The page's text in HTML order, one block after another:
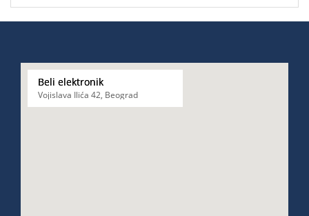
Beli elektronik
Vojislava Ilića 42, Beograd